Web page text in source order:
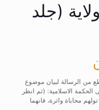
(جلد
من الرسالة لبیان موضوع
الاسلامیة: (ثم انظر
محاباة واثرة، فانهما